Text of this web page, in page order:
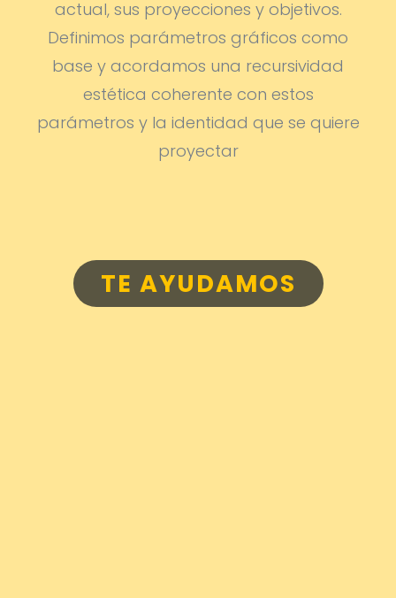
actual, sus proyecciones y objetivos.
Definimos parámetros gráficos como
base y acordamos una recursividad
estética coherente con estos
parámetros y la identidad que se quiere
proyectar
TE AYUDAMOS